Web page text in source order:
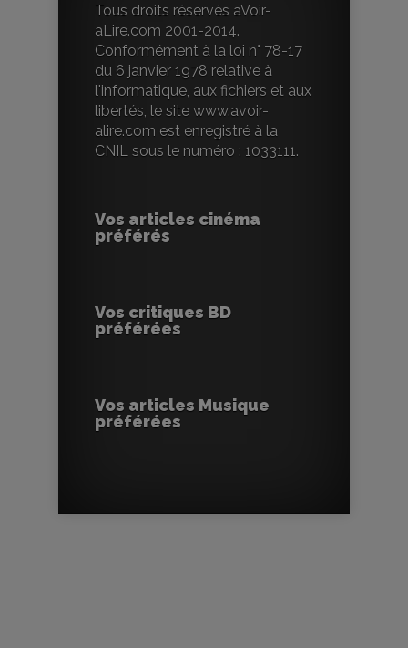
Tous droits réservés aVoir-
aLire.com 2001-2014.
Conformément à la loi n° 78-17
du 6 janvier 1978 relative à
l'informatique, aux fichiers et aux
libertés, le site www.avoir-
alire.com est enregistré à la
CNIL sous le numéro : 1033111.
Vos articles cinéma
préférés
Vos critiques BD
préférées
Vos articles Musique
préférées